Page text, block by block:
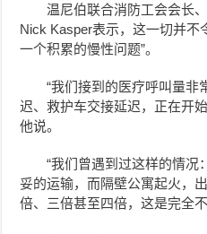
温尼伯联合消防工会会长
Nick Kasper表示，这一切并不
一个积累的慢性问题”。
“我们接到的医疗呼叫量非
迟、救护车交接延迟，正在开
他说。
“我们曾遇到过这样的情况
妥的运输，而隔壁公寓起火，
倍、三倍甚至四倍，这是完全